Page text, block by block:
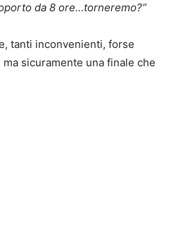
da 8 ore…torneremo?”
tanti inconvenienti, forse
sicuramente una finale che